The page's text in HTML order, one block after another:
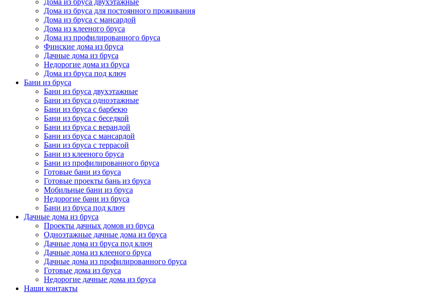
Дома из бруса двухэтажные
Дома из бруса для постоянного проживания
Дома из бруса с мансардой
Дома из клееного бруса
Дома из профилированного бруса
Финские дома из бруса
Дачные дома из бруса
Недорогие дома из бруса
Дома из бруса под ключ
Бани из бруса
Бани из бруса двухэтажные
Бани из бруса одноэтажные
Бани из бруса с барбекю
Бани из бруса с беседкой
Бани из бруса с верандой
Бани из бруса с мансардой
Бани из бруса с террасой
Бани из клееного бруса
Бани из профилированного бруса
Готовые бани из бруса
Готовые проекты бань из бруса
Мобильные бани из бруса
Недорогие бани из бруса
Бани из бруса под ключ
Дачные дома из бруса
Проекты дачных домов из бруса
Одноэтажные дачные дома из бруса
Дачные дома из бруса под ключ
Дачные дома из клееного бруса
Дачные дома из профилированного бруса
Готовые дома из бруса
Недорогие дачные дома из бруса
Наши контакты